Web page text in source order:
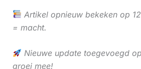
Artikel opnieuw bekeken op
= macht.
Nieuwe update toegevoegd
groei mee!